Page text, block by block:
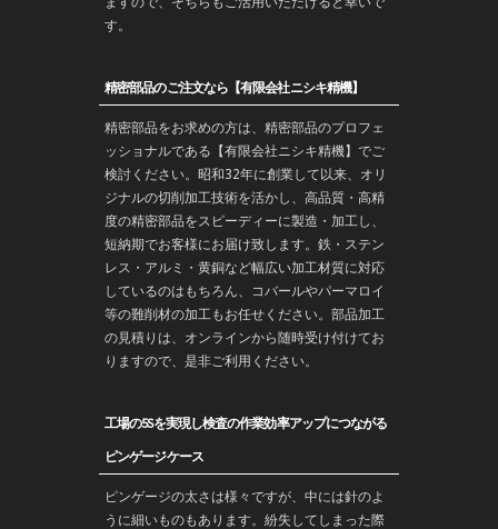
す。
精密部品のご注文なら【有限会社ニシキ精機】
精密部品をお求めの方は、精密部品のプロフェ
ッショナルである【有限会社ニシキ精機】でご
検討ください。昭和32年に創業して以来、オリ
ジナルの切削加工技術を活かし、高品質・高精
度の精密部品をスピーディーに製造・加工し、
短納期でお客様にお届け致します。鉄・ステン
レス・アルミ・黄銅など幅広い加工材質に対応
しているのはもちろん、コバールやパーマロイ
等の難削材の加工もお任せください。部品加工
の見積りは、オンラインから随時受け付けてお
りますので、是非ご利用ください。
工場の5Sを実現し検査の作業効率アップにつながる
ピンゲージケース
ピンゲージの太さは様々ですが、中には針のよ
うに細いものもあります。紛失してしまった際